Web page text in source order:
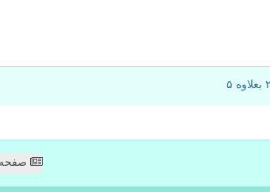
صفحه